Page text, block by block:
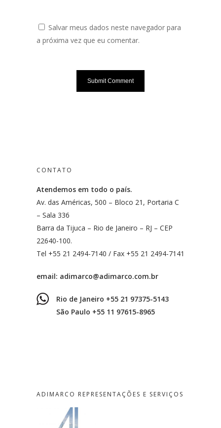
Salvar meus dados neste navegador para
a próxima vez que eu comentar.
CONTATO
Atendemos em todo o país.
Av. das Américas, 500 – Bloco 21, Portaria C
– Sala 336
Barra da Tijuca – Rio de Janeiro – RJ – CEP
22640-100.
Tel +55 21 2494-7140 / Fax +55 21 2494-7141
email: adimarco@adimarco.com.br
Rio de Janeiro +55 21 97375-5143
São Paulo +55 11 97615-8965
ADIMARCO REPRESENTAÇÕES E SERVIÇOS